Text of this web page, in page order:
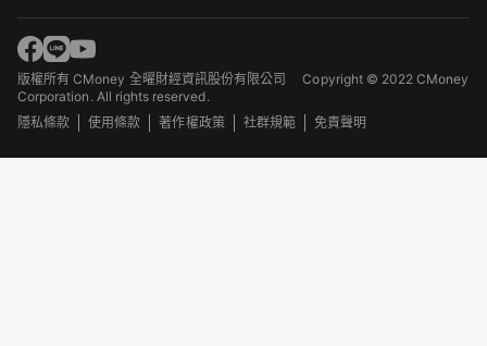
版權所有 CMoney 全曜財經資訊股份有限公司Copyright © 2022 CMoney
Corporation. All rights reserved.
隱私條款
使用條款 著作權政策 社群規範 免責聲明